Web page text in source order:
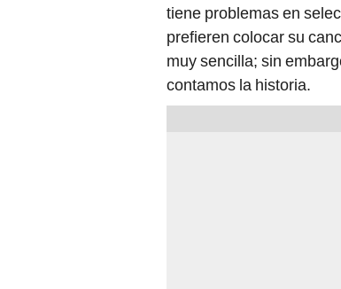
tiene problemas en
prefieren colocar su
muy sencilla; sin
contamos la historia.